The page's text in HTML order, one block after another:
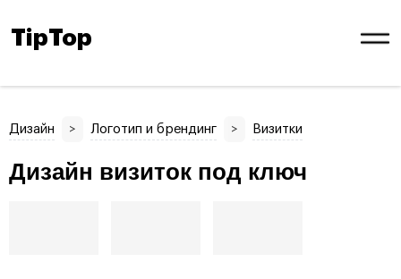
TipTop
Дизайн > Логотип и брендинг > Визитки
Дизайн визиток под ключ